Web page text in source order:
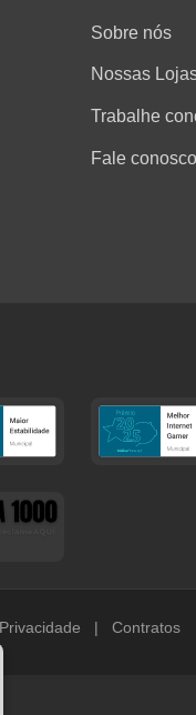
Sobre nós
Nossas
Trabalhe
Fale conosco
| Contratos